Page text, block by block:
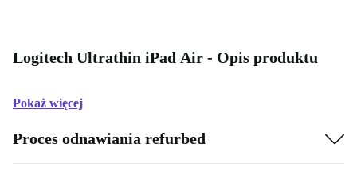
Logitech Ultrathin iPad Air - Opis produktu
Pokaż więcej
Proces odnawiania refurbed